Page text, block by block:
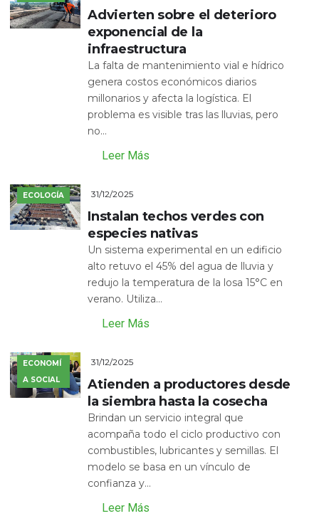
Advierten sobre el deterioro
exponencial de la
infraestructura
La falta de mantenimiento vial e hídrico
genera costos económicos diarios
millonarios y afecta la logística. El
problema es visible tras las lluvias, pero
no...
Leer Más
ECOLOGÍA 31/12/2025
Instalan techos verdes con
especies nativas
Un sistema experimental en un edificio
alto retuvo el 45% del agua de lluvia y
redujo la temperatura de la losa 15°C en
verano. Utiliza...
Leer Más
ECONOMÍ
A SOCIAL
31/12/2025
Atienden a productores desde
la siembra hasta la cosecha
Brindan un servicio integral que
acompaña todo el ciclo productivo con
combustibles, lubricantes y semillas. El
modelo se basa en un vínculo de
confianza y...
Leer Más